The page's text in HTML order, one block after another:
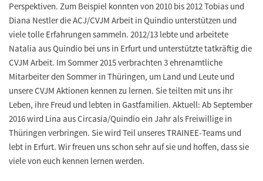
Perspektiven. Zum Beispiel konnten von 2010 bis 2012 Tobias und
Diana Nestler die ACJ/CVJM Arbeit in Quindío unterstützen und
viele tolle Erfahrungen sammeln. 2012/13 lebte und arbeitete
Natalia aus Quindío bei uns in Erfurt und unterstützte tatkräftig die
CVJM Arbeit. Im Sommer 2015 verbrachten 3 ehrenamtliche
Mitarbeiter den Sommer in Thüringen, um Land und Leute und
unsere CVJM Aktionen kennen zu lernen. Sie teilten mit uns ihr
Leben, ihre Freud und lebten in Gastfamilien. Aktuell: Ab September
2016 wird Lina aus Circasia/Quindío ein Jahr als Freiwillige in
Thüringen verbringen. Sie wird Teil unseres TRAINEE-Teams und
lebt in Erfurt. Wir freuen uns schon sehr auf sie und hoffen, dass sie
viele von euch kennen lernen werden.